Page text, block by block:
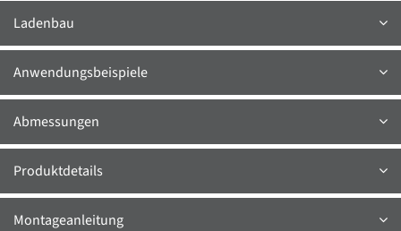
Ladenbau
Anwendungsbeispiele
Abmessungen
Produktdetails
Montageanleitung